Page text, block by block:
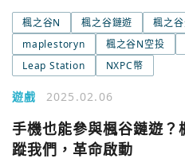
楓之谷N 楓之谷鏈遊 楓之
maplestoryn
楓之谷N空投
Leap Station
NXPC幣
遊戲 2025.02.06
手機也能參與楓谷鏈遊
蹤我們，革命啟動